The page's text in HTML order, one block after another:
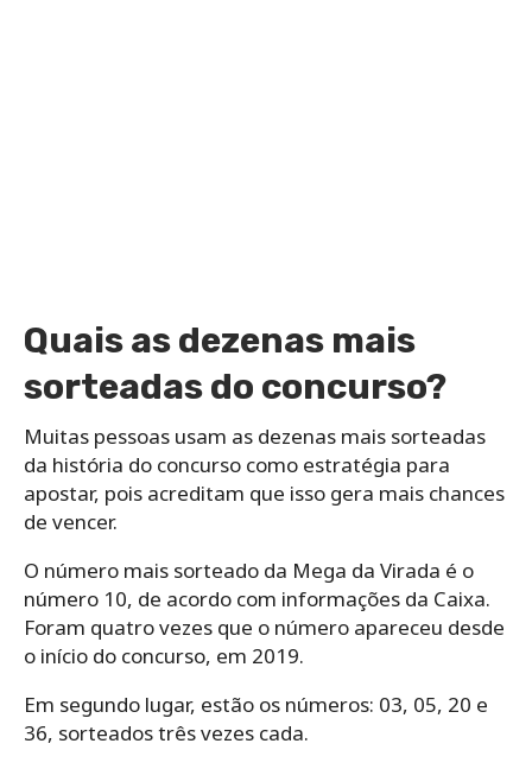
Quais as dezenas mais
sorteadas do concurso?
Muitas pessoas usam as dezenas mais sorteadas
da história do concurso como estratégia para
apostar, pois acreditam que isso gera mais chances
de vencer.
O número mais sorteado da Mega da Virada é o
número 10, de acordo com informações da Caixa.
Foram quatro vezes que o número apareceu desde
o início do concurso, em 2019.
Em segundo lugar, estão os números: 03, 05, 20 e
36, sorteados três vezes cada.